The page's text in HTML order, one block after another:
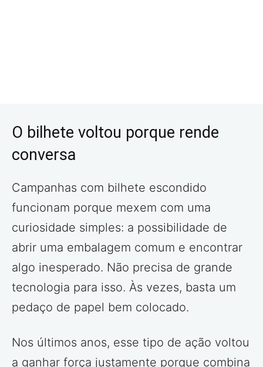
O bilhete voltou porque rende
conversa
Campanhas com bilhete escondido
funcionam porque mexem com uma
curiosidade simples: a possibilidade de
abrir uma embalagem comum e encontrar
algo inesperado. Não precisa de grande
tecnologia para isso. Às vezes, basta um
pedaço de papel bem colocado.
Nos últimos anos, esse tipo de ação voltou
a ganhar força justamente porque combina